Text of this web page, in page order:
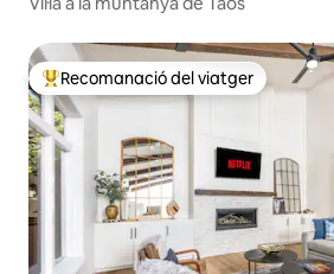
Principals recomanacions dels viatgers
Recomanació del viatger